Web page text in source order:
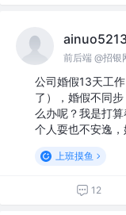
公司婚假13天工
了），婚假不同
么办呢？我是打
个人耍也不安逸
上班摸鱼
12